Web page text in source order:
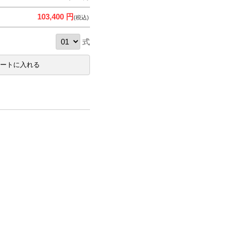
103,400 円(税込)
式